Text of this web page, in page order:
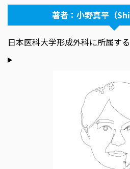
著者：小野真平（
日本医科大学形成外科に所属す